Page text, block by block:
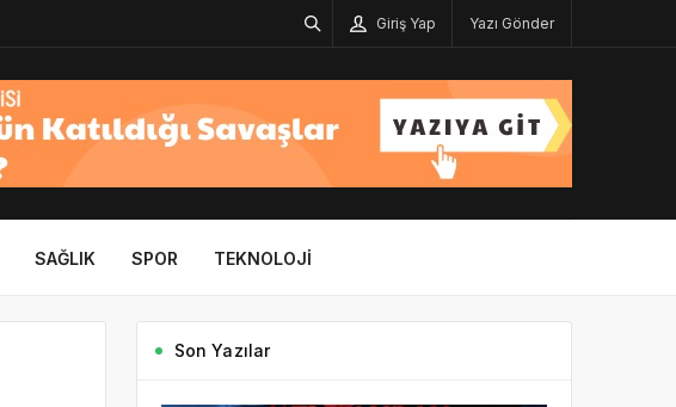
Giriş Yap Yazı Gönder
SAĞLIK SPOR TEKNOLOJI
Son Yazılar